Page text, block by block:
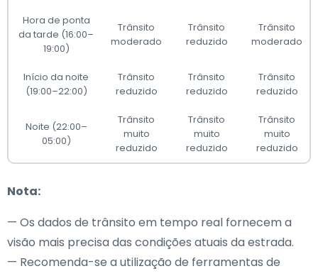
Hora de ponta
da tarde (16:00–
19:00)
Trânsito
moderado
Trânsito
reduzido
Trânsito
moderado
Início da noite
(19:00–22:00)
Trânsito
reduzido
Trânsito
reduzido
Trânsito
reduzido
Noite (22:00–
05:00)
Trânsito
muito
reduzido
Trânsito
muito
reduzido
Trânsito
muito
reduzido
Nota:
— Os dados de trânsito em tempo real fornecem a
visão mais precisa das condições atuais da estrada.
— Recomenda-se a utilização de ferramentas de